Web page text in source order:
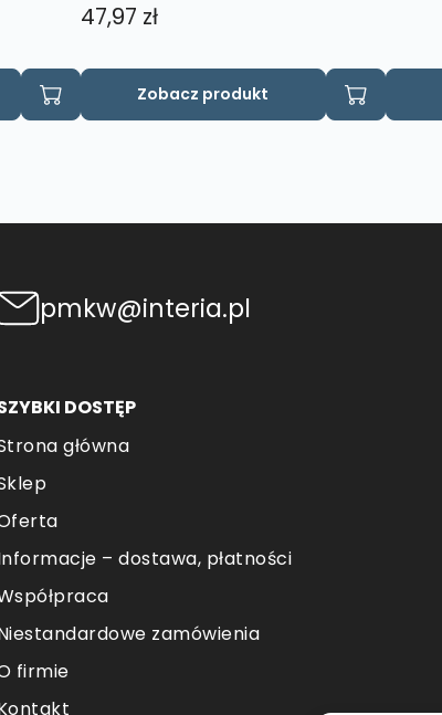
47,97 zł
Zobacz produkt
pmkw@interia.pl
DOSTĘP
główna
– dostawa, płatności
zamówienia
firmie